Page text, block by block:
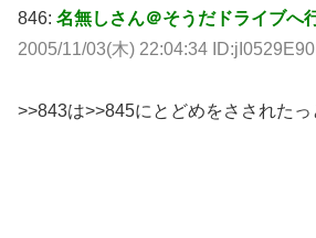
846: 名無しさん＠そうだドライブへ
2005/11/03(木) 22:04:34 ID:jI0529E90
>>843は>>845にとどめをさされたっ